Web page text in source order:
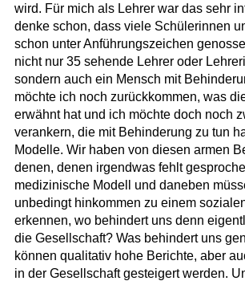
wird. Für mich als Lehrer war das sehr
denke schon, dass viele Schülerinnen
schon unter Anführungszeichen
nicht nur 35 sehende Lehrer oder
sondern auch ein Mensch mit
möchte ich noch zurückkommen, was
erwähnt hat und ich möchte doch noch
verankern, die mit Behinderung zu tun
Modelle. Wir haben von diesen armen
denen, denen irgendwas fehlt
medizinische Modell und daneben
unbedingt hinkommen zu einem
erkennen, wo behindert uns denn
die Gesellschaft? Was behindert uns
können qualitativ hohe Berichte, aber
in der Gesellschaft gesteigert werden.